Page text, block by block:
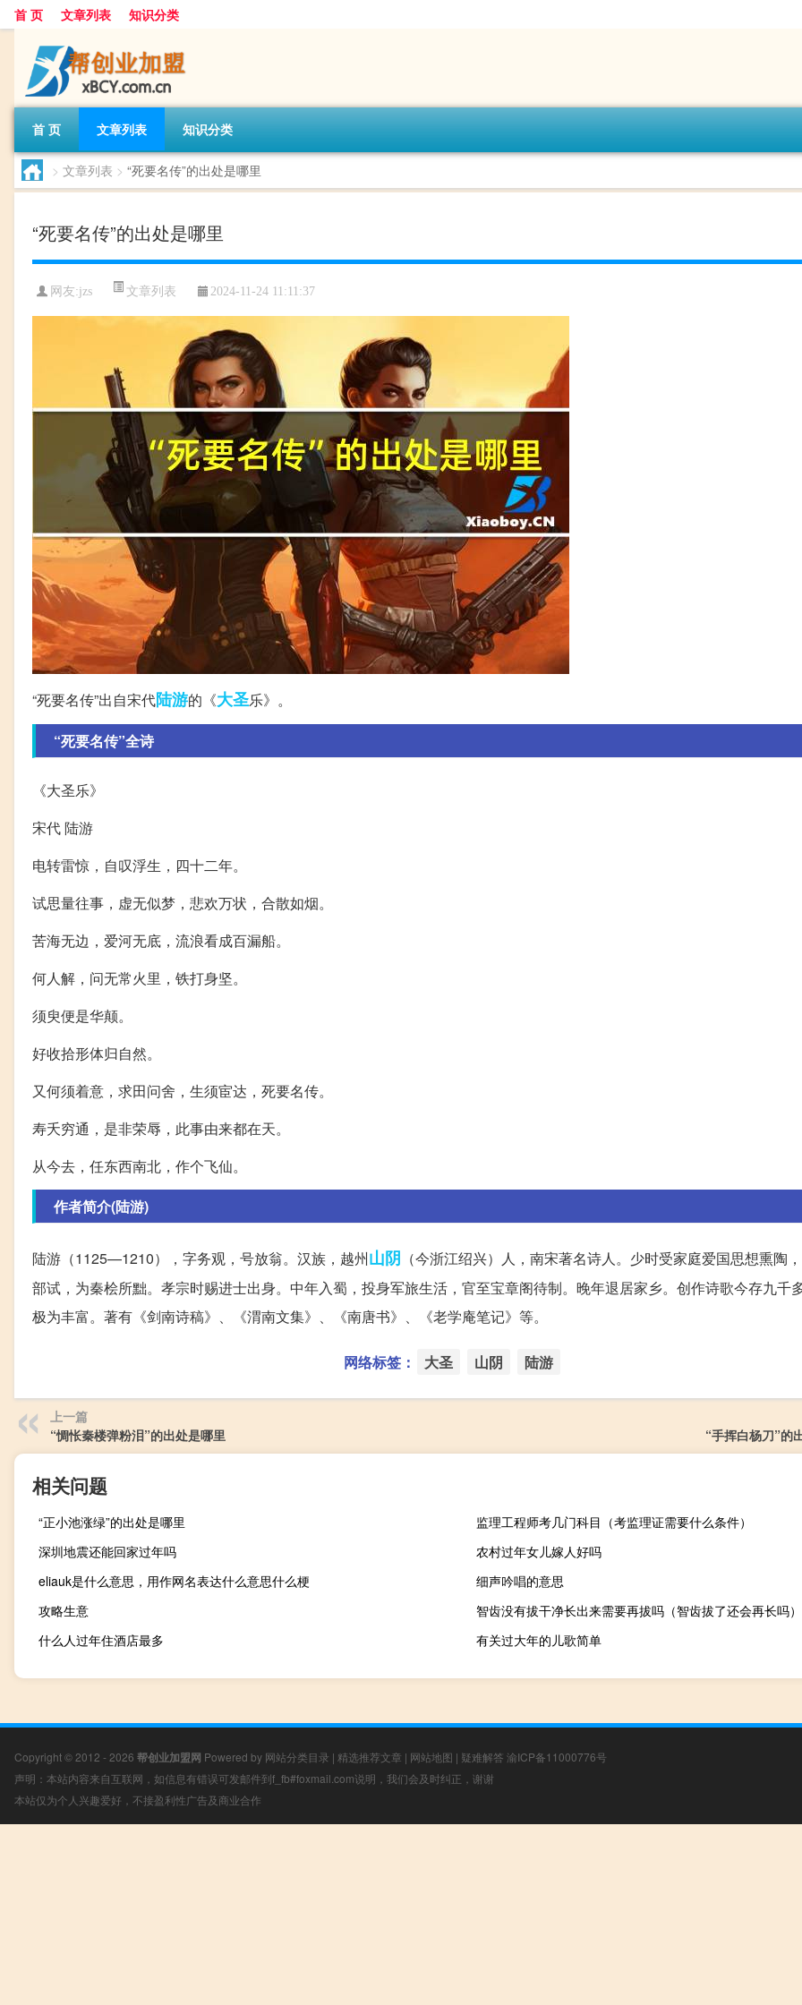
首 页 文章列表 知识分类
首 页 文章列表 知识分类
> 文章列表 > “死要名传”的出处是哪里
“死要名传”的出处是哪里
网友:jzs 文章列表 2024-11-24 11:11:37
“死要名传”出自宋代陆游的《大圣乐》。
“死要名传”全诗
《大圣乐》
宋代 陆游
电转雷惊，自叹浮生，四十二年。
试思量往事，虚无似梦，悲欢万状，合散如烟。
苦海无边，爱河无底，流浪看成百漏船。
何人解，问无常火里，铁打身坚。
须臾便是华颠。
好收拾形体归自然。
又何须着意，求田问舍，生须宦达，死要名传。
寿夭穷通，是非荣辱，此事由来都在天。
从今去，任东西南北，作个飞仙。
作者简介(陆游)
陆游（1125—1210），字务观，号放翁。汉族，越州山阴 （今浙江绍兴）人，南宋著名诗人。少时受家庭爱国思想熏陶
部试，为秦桧所黜。孝宗时赐进士出身。中年入蜀，投身军旅生活，官至宝章阁待制。晚年退居家乡。创作诗歌今存九千
极为丰富。著有《剑南诗稿》、《渭南文集》、《南唐书》、《老学庵笔记》等。
网络标签： 大圣 山阴 陆游
上一篇
“惆怅秦楼弹粉泪”的出处是哪里
“手挥白杨刀”的
相关问题
“正小池涨绿”的出处是哪里
监理工程师考几门科目（考监理证需要什么条件）
深圳地震还能回家过年吗
农村过年女儿嫁人好吗
eliauk是什么意思，用作网名表达什么意思什么梗
细声吟唱的意思
攻略生意
智齿没有拔干净长出来需要再拔吗（智齿拔了还会再长吗）
什么人过年住酒店最多
有关过大年的儿歌简单
Copyright © 2012 - 2026 帮创业加盟网 Powered by 网站分类目录 | 精选推荐文章 | 网站地图 | 疑难解答 渝ICP备11000776号
声明：本站内容来自互联网，如信息有错误可发邮件到f_fb#foxmail.com说明，我们会及时纠正，谢谢
本站仅为个人兴趣爱好，不接盈利性广告及商业合作